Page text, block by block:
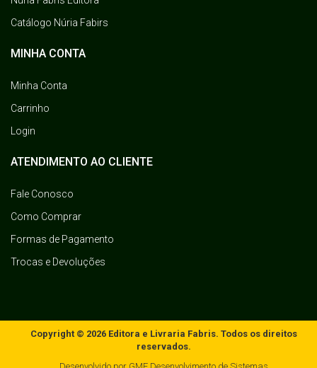
Catálogo Núria Fabirs
MINHA CONTA
Minha Conta
Carrinho
Login
ATENDIMENTO AO CLIENTE
Fale Conosco
Como Comprar
Formas de Pagamento
Trocas e Devoluções
Copyright © 2026 Editora e Livraria Fabris. Todos os direitos
reservados.